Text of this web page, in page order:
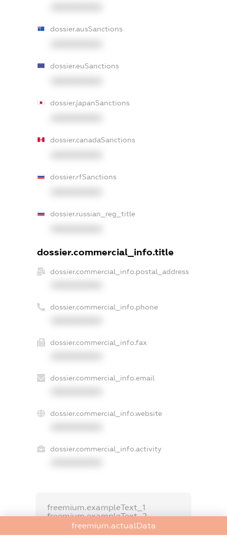
dossier.ausSanctions
dossier.euSanctions
dossier.japanSanctions
dossier.canadaSanctions
dossier.rfSanctions
dossier.russian_reg_title
dossier.commercial_info.title
dossier.commercial_info.postal_address
dossier.commercial_info.phone
dossier.commercial_info.fax
dossier.commercial_info.email
dossier.commercial_info.website
dossier.commercial_info.activity
freemium.exampleText_1
freemium.exampleText_2
freemium.anonymousPerSearch2
freemium.actualData